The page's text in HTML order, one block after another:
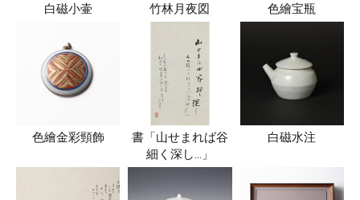
白磁小壷 竹林月夜図 色繪宝瓶
色繪金彩頸飾
書「山せまれば谷
細く深し…」
白磁水注